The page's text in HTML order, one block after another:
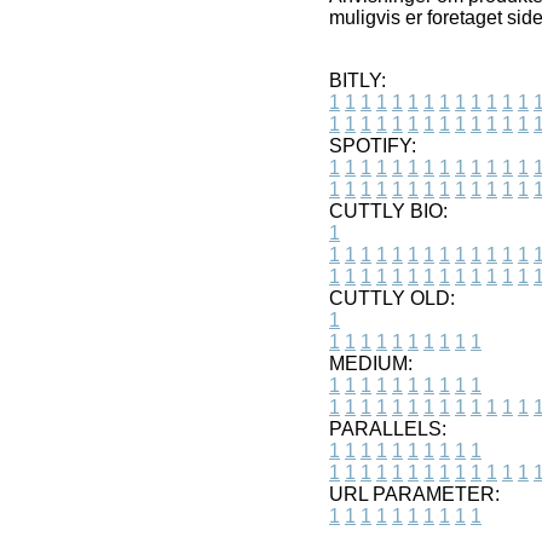
muligvis er foretaget
BITLY:
1 1 1 1 1 1 1 1 1 1 1 1 1 1
1 1 1 1 1 1 1 1 1 1 1 1 1 1
SPOTIFY:
1 1 1 1 1 1 1 1 1 1 1 1 1 1
1 1 1 1 1 1 1 1 1 1 1 1 1 1
CUTTLY BIO:
1
1 1 1 1 1 1 1 1 1 1 1 1 1 1
1 1 1 1 1 1 1 1 1 1 1 1 1 1
CUTTLY OLD:
1
1 1 1 1 1 1 1 1 1 1
MEDIUM:
1 1 1 1 1 1 1 1 1 1
1 1 1 1 1 1 1 1 1 1 1 1 1 1
PARALLELS:
1 1 1 1 1 1 1 1 1 1
1 1 1 1 1 1 1 1 1 1 1 1 1 1
URL PARAMETER:
1 1 1 1 1 1 1 1 1 1